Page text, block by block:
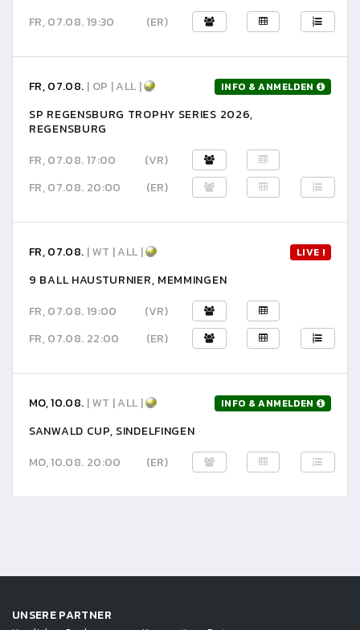
FR, 07.08. 19:30
(ER)
FR, 07.08. | OP | ALL | INFO & ANMELDEN
SP REGENSBURG TROPHY SERIES 2026,
REGENSBURG
FR, 07.08. 17:00
(VR)
FR, 07.08. 20:00
(ER)
FR, 07.08. | WT | ALL | LIVE !
9 BALL HAUSTURNIER, MEMMINGEN
FR, 07.08. 19:00
(VR)
FR, 07.08. 22:00
(ER)
MO, 10.08. | WT | ALL | INFO & ANMELDEN
SANWALD CUP, SINDELFINGEN
MO, 10.08. 20:00
(ER)
UNSERE PARTNER